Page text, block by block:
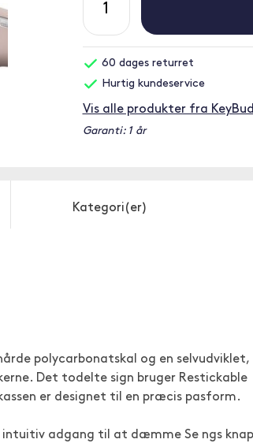
60 dages returret
Hurtig kundeservice
Vis alle produkter fra
Garanti: 1 år
Kategori(er)
polycarbonatskal og en selvudviklet,
Det todelte sign bruger Restickable
er designet til en præcis pasform.
intuitiv adgang til at dæmme Se ngs knap